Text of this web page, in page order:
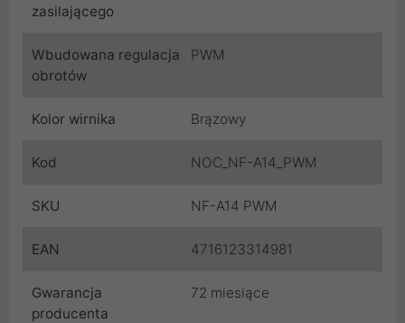
zasilającego
Wbudowana regulacja
obrotów
PWM
Kolor wirnika Brązowy
Kod NOC_NF-A14_PWM
SKU NF-A14 PWM
EAN 4716123314981
Gwarancja
producenta
72 miesiące